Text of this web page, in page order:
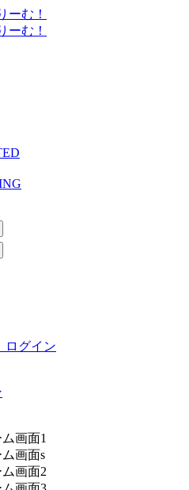
ログイン